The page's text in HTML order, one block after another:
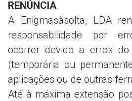
RENÚNCIA
A Enigmasàsolta, LDA
responsabilidade por
ocorrer devido a erros
(temporária ou
aplicações ou de outras
Até à máxima extensão